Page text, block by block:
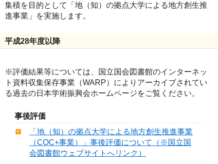
集積を目的として「地（知）の拠点大学による地方創生推
進事業」を実施します。
平成28年度以降
※評価結果等については、国立国会図書館のインターネッ
ト資料収集保存事業（WARP）によりアーカイブされてい
る過去の日本学術振興会ホームページをご覧ください。
事後評価
「地（知）の拠点大学による地方創生推進事業
（COC+事業）」事後評価について（※国立国
会図書館ウェブサイトへリンク）